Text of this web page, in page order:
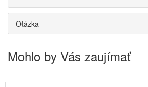
Otázka
Mohlo by Vás zaujímať